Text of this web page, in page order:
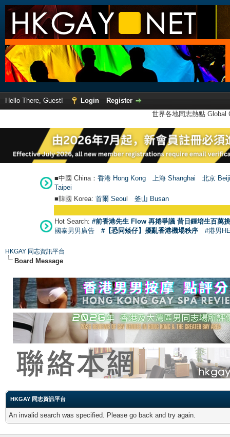
Hello There, Guest! Login
Register
世界各地同志熱點
■中國 China： 香港 Hong Kong 上海 Shanghai
北京
Taipei
■韓國 Korea: 首爾 Seoul 釜山 Busan
Hot Search: #前香港先生 Flow 再捲爭議 昔日鍾培生百萬
國泰男男廣告
#【恐同矮仔】擾亂香港機場秩序 #港男
HKGAY 同志資訊平台
Board Message
HKGAY 同志資訊平台
An invalid search was specified. Please go back and try again.